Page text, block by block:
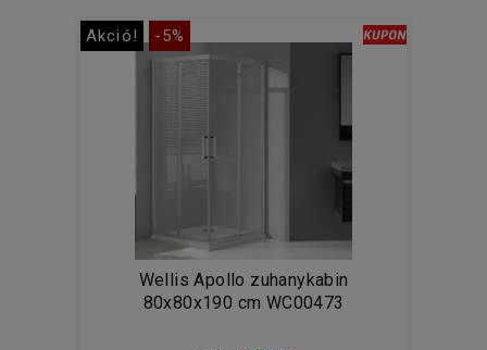
Akció! -5%
Wellis Apollo zuhanykabin
80x80x190 cm WC00473